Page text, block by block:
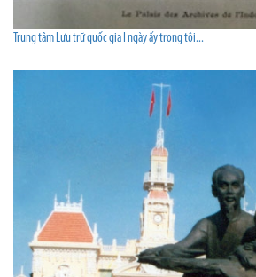
Trung tâm Lưu trữ quốc gia I ngày ấy trong tôi...